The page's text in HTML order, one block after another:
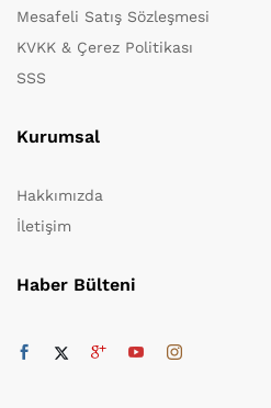
Mesafeli Satış Sözleşmesi
KVKK & Çerez Politikası
SSS
Kurumsal
Hakkımızda
İletişim
Haber Bülteni